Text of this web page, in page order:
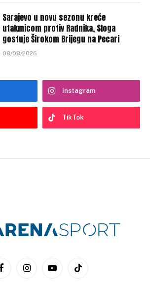
Sarajevo u novu sezonu kreće
utakmicom protiv Radnika, Sloga
gostuje Širokom Brijegu na Pecari
08/08/2026
Instagram
TikTok
FacebookInstagramYouTubeTikTok